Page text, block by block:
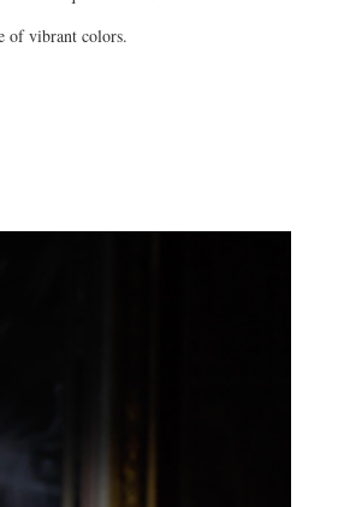
of vibrant colors.